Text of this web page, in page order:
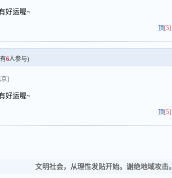
好运喔~
顶[5]
6人参与)
]
好运喔~
顶[5]
文明社会，从理性发贴开始。谢绝地域攻击。